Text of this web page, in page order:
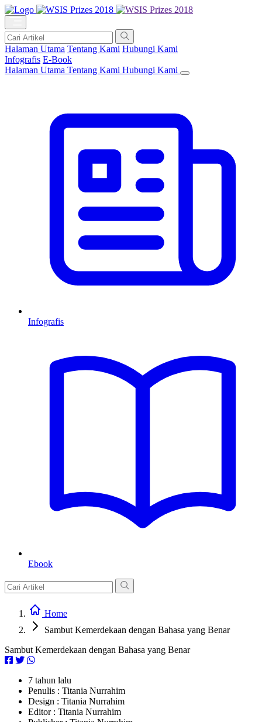
Halaman Utama Tentang Kami Hubungi Kami
Infografis E-Book
Halaman Utama Tentang Kami Hubungi Kami
Infografis
Ebook
Home
Sambut Kemerdekaan dengan Bahasa yang Benar
Sambut Kemerdekaan dengan Bahasa yang Benar
7 tahun lalu
Penulis : Titania Nurrahim
Design : Titania Nurrahim
Editor : Titania Nurrahim